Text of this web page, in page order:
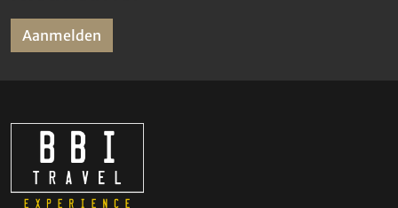
Aanmelden